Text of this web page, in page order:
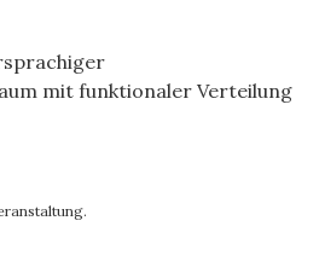
mit funktionaler Verteilung